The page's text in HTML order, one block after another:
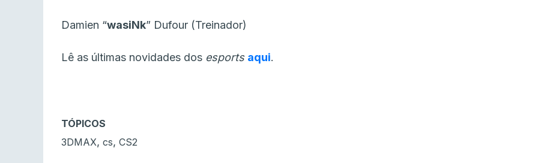
Damien “⁠wasiNk⁠” Dufour (Treinador)
Lê as últimas novidades dos esports aqui.
TÓPICOS
3DMAX, cs, CS2